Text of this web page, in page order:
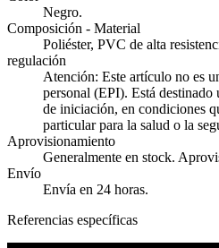
Negro.
Composición - Material
Poliéster, PVC de alta
regulación
Atención: Este artículo no es
personal (EPI). Está
de iniciación, en condiciones
particular para la salud o la
Aprovisionamiento
Generalmente en stock.
Envío
Envía en 24 horas.
Referencias específicas